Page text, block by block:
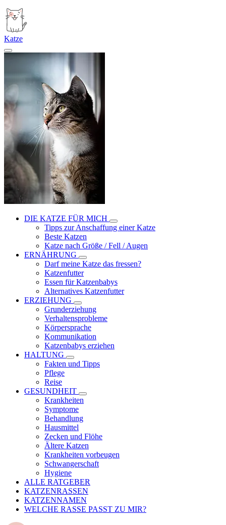
Katze
DIE KATZE FÜR MICH
Tipps zur Anschaffung einer Katze
Beste Katzen
Katze nach Größe / Fell / Augen
ERNÄHRUNG
Darf meine Katze das fressen?
Katzenfutter
Essen für Katzenbabys
Alternatives Katzenfutter
ERZIEHUNG
Grunderziehung
Verhaltensprobleme
Körpersprache
Kommunikation
Katzenbabys erziehen
HALTUNG
Fakten und Tipps
Pflege
Reise
GESUNDHEIT
Krankheiten
Symptome
Behandlung
Hausmittel
Zecken und Flöhe
Ältere Katzen
Krankheiten vorbeugen
Schwangerschaft
Hygiene
ALLE RATGEBER
KATZENRASSEN
KATZENNAMEN
WELCHE RASSE PASST ZU MIR?